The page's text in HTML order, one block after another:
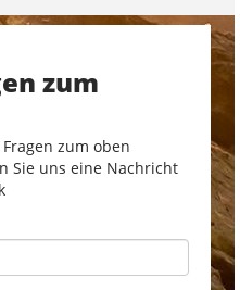
zum
zum oben
Sie uns eine Nachricht